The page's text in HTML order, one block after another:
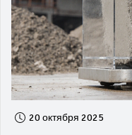
20 октября 2025